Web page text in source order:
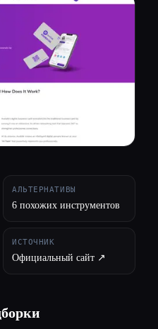
АЛЬТЕРНАТИВЫ
6 похожих инструментов
ИСТОЧНИК
Официальный сайт ↗︎